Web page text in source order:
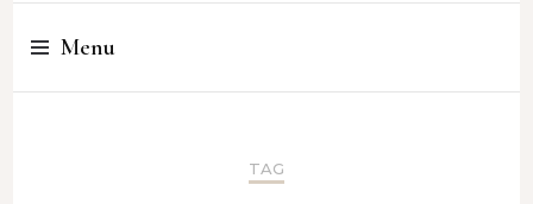
Cristina Amaro
Menu
TAG